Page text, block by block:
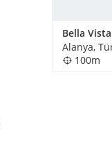
Alanya,
100m